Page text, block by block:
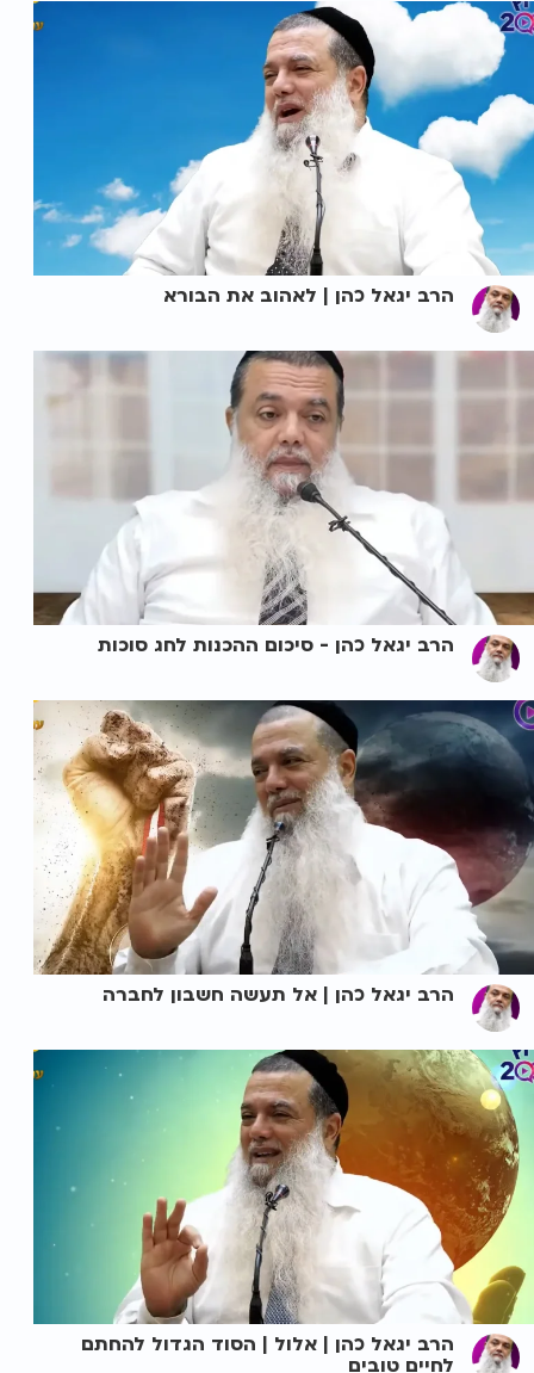
הרב יגאל כהן | לאהוב את הבורא
הרב יגאל כהן - סיכום ההכנות לחג סוכות
הרב יגאל כהן | אל תעשה חשבון לחברה
הרב יגאל כהן | אלול | הסוד הגדול להחתם
לחיים טובים